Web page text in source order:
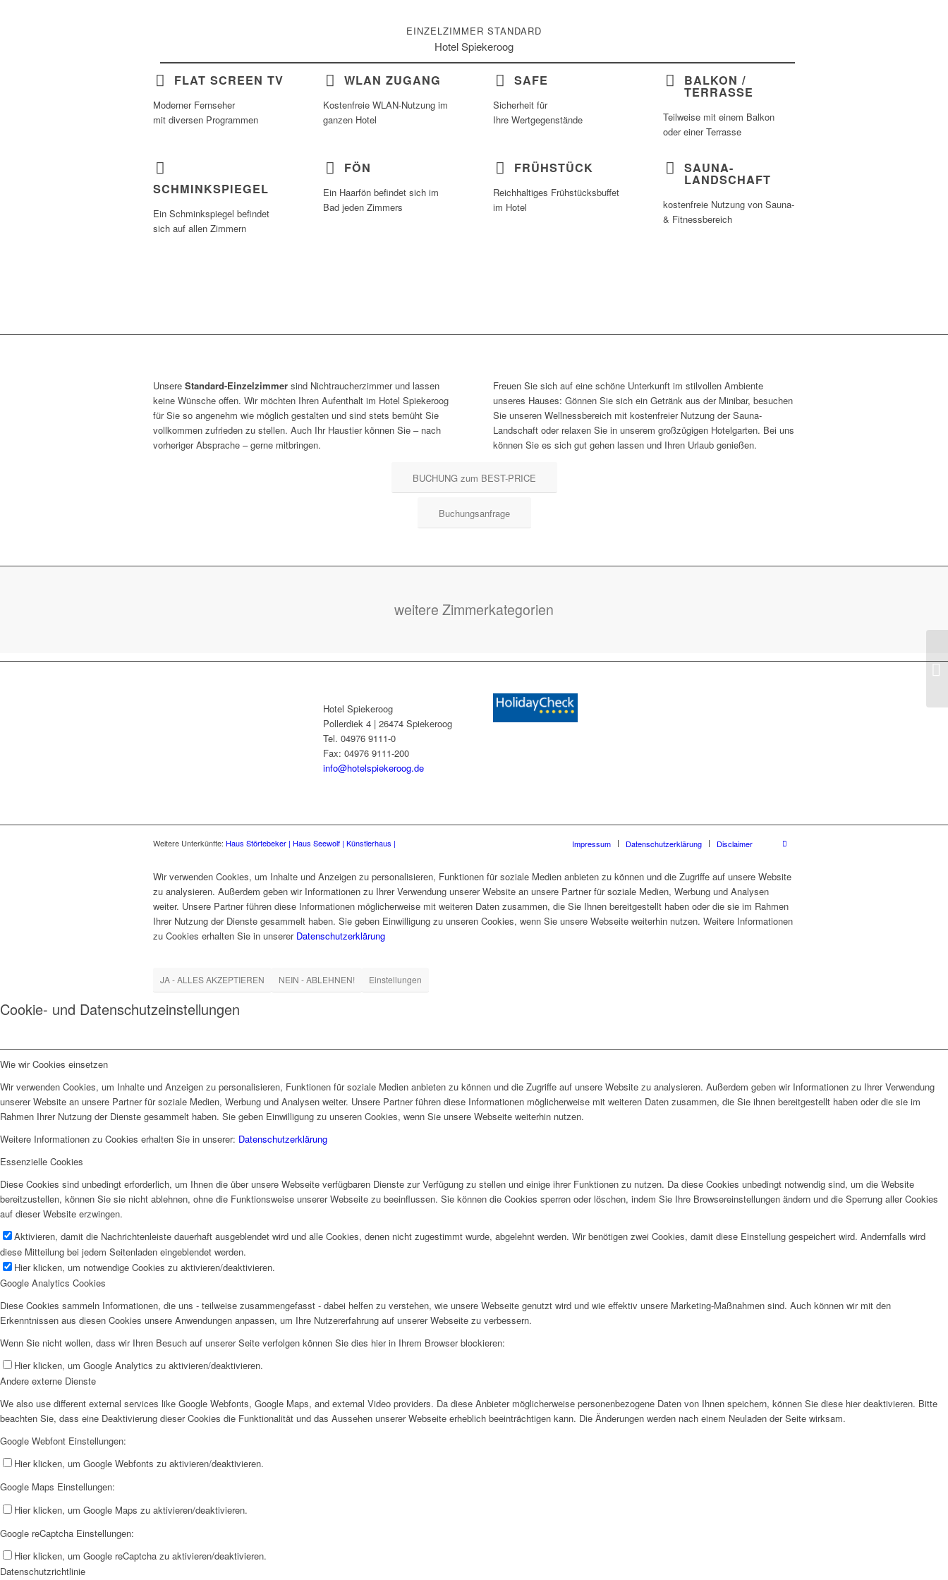
EINZELZIMMER STANDARD
Hotel Spiekeroog
FLAT SCREEN TV
Moderner Fernseher
mit diversen Programmen
WLAN ZUGANG
Kostenfreie WLAN-Nutzung im
ganzen Hotel
SAFE
Sicherheit für
Ihre Wertgegenstände
BALKON /
TERRASSE
Teilweise mit einem Balkon
oder einer Terrasse
SCHMINKSPIEGEL
Ein Schminkspiegel befindet
sich auf allen Zimmern
FÖN
Ein Haarfön befindet sich im
Bad jeden Zimmers
FRÜHSTÜCK
Reichhaltiges Frühstücksbuffet
im Hotel
SAUNA-
LANDSCHAFT
kostenfreie Nutzung von Sauna-
& Fitnessbereich
Unsere Standard-Einzelzimmer sind Nichtraucherzimmer und lassen
keine Wünsche offen. Wir möchten Ihren Aufenthalt im Hotel Spiekeroog
für Sie so angenehm wie möglich gestalten und sind stets bemüht Sie
vollkommen zufrieden zu stellen. Auch Ihr Haustier können Sie – nach
vorheriger Absprache – gerne mitbringen.
Freuen Sie sich auf eine schöne Unterkunft im stilvollen Ambiente
unseres Hauses: Gönnen Sie sich ein Getränk aus der Minibar, besuchen
Sie unseren Wellnessbereich mit kostenfreier Nutzung der Sauna-
Landschaft oder relaxen Sie in unserem großzügigen Hotelgarten. Bei uns
können Sie es sich gut gehen lassen und Ihren Urlaub genießen.
BUCHUNG zum BEST-PRICE
Buchungsanfrage
weitere Zimmerkategorien
Hotel Spiekeroog
Pollerdiek 4 | 26474 Spiekeroog
Tel. 04976 9111-0
Fax: 04976 9111-200
info@hotelspiekeroog.de
Weitere Unterkünfte: Haus Störtebeker | Haus Seewolf | Künstlerhaus | Impressum Datenschutzerklärung Disclaimer
Wir verwenden Cookies, um Inhalte und Anzeigen zu personalisieren, Funktionen für soziale Medien anbieten zu können und die Zugriffe auf unsere Website
zu analysieren. Außerdem geben wir Informationen zu Ihrer Verwendung unserer Website an unsere Partner für soziale Medien, Werbung und Analysen
weiter. Unsere Partner führen diese Informationen möglicherweise mit weiteren Daten zusammen, die Sie Ihnen bereitgestellt haben oder die sie im Rahmen
Ihrer Nutzung der Dienste gesammelt haben. Sie geben Einwilligung zu unseren Cookies, wenn Sie unsere Webseite weiterhin nutzen. Weitere Informationen
zu Cookies erhalten Sie in unserer Datenschutzerklärung
JA - ALLES AKZEPTIEREN NEIN - ABLEHNEN! Einstellungen
Cookie- und Datenschutzeinstellungen
Wie wir Cookies einsetzen
Wir verwenden Cookies, um Inhalte und Anzeigen zu personalisieren, Funktionen für soziale Medien anbieten zu können und die Zugriffe auf unsere Website zu analysieren. Außerdem geben wir Informationen zu Ihrer Verwendung
unserer Website an unsere Partner für soziale Medien, Werbung und Analysen weiter. Unsere Partner führen diese Informationen möglicherweise mit weiteren Daten zusammen, die Sie ihnen bereitgestellt haben oder die sie im
Rahmen Ihrer Nutzung der Dienste gesammelt haben. Sie geben Einwilligung zu unseren Cookies, wenn Sie unsere Webseite weiterhin nutzen.
Weitere Informationen zu Cookies erhalten Sie in unserer: Datenschutzerklärung
Essenzielle Cookies
Diese Cookies sind unbedingt erforderlich, um Ihnen die über unsere Webseite verfügbaren Dienste zur Verfügung zu stellen und einige ihrer Funktionen zu nutzen. Da diese Cookies unbedingt notwendig sind, um die Website
bereitzustellen, können Sie sie nicht ablehnen, ohne die Funktionsweise unserer Webseite zu beeinflussen. Sie können die Cookies sperren oder löschen, indem Sie Ihre Browsereinstellungen ändern und die Sperrung aller Cookies
auf dieser Website erzwingen.
Aktivieren, damit die Nachrichtenleiste dauerhaft ausgeblendet wird und alle Cookies, denen nicht zugestimmt wurde, abgelehnt werden. Wir benötigen zwei Cookies, damit diese Einstellung gespeichert wird. Andernfalls wird
diese Mitteilung bei jedem Seitenladen eingeblendet werden.
Hier klicken, um notwendige Cookies zu aktivieren/deaktivieren.
Google Analytics Cookies
Diese Cookies sammeln Informationen, die uns - teilweise zusammengefasst - dabei helfen zu verstehen, wie unsere Webseite genutzt wird und wie effektiv unsere Marketing-Maßnahmen sind. Auch können wir mit den
Erkenntnissen aus diesen Cookies unsere Anwendungen anpassen, um Ihre Nutzererfahrung auf unserer Webseite zu verbessern.
Wenn Sie nicht wollen, dass wir Ihren Besuch auf unserer Seite verfolgen können Sie dies hier in Ihrem Browser blockieren:
Hier klicken, um Google Analytics zu aktivieren/deaktivieren.
Andere externe Dienste
We also use different external services like Google Webfonts, Google Maps, and external Video providers. Da diese Anbieter möglicherweise personenbezogene Daten von Ihnen speichern, können Sie diese hier deaktivieren. Bitte
beachten Sie, dass eine Deaktivierung dieser Cookies die Funktionalität und das Aussehen unserer Webseite erheblich beeinträchtigen kann. Die Änderungen werden nach einem Neuladen der Seite wirksam.
Google Webfont Einstellungen:
Hier klicken, um Google Webfonts zu aktivieren/deaktivieren.
Google Maps Einstellungen:
Hier klicken, um Google Maps zu aktivieren/deaktivieren.
Google reCaptcha Einstellungen:
Hier klicken, um Google reCaptcha zu aktivieren/deaktivieren.
Datenschutzrichtlinie